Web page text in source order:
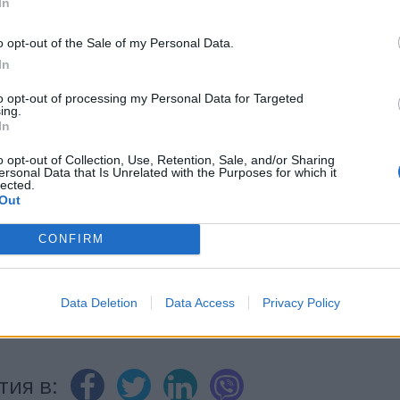
opt-out of the Sale of my Personal Data.
opt-out of processing my Personal Data for Targeted
opt-out of Collection, Use, Retention, Sale, and/or Sharing
Data that Is Unrelated with the Purposes for which it
CONFIRM
Data Deletion Data Access Privacy Policy
НОВИНИ »
facebook
в: